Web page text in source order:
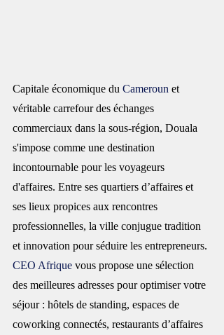
Capitale économique du Cameroun et
véritable carrefour des échanges
commerciaux dans la sous-région, Douala
s'impose comme une destination
incontournable pour les voyageurs
d'affaires. Entre ses quartiers d’affaires et
ses lieux propices aux rencontres
professionnelles, la ville conjugue tradition
et innovation pour séduire les entrepreneurs.
CEO Afrique vous propose une sélection
des meilleures adresses pour optimiser votre
séjour : hôtels de standing, espaces de
coworking connectés, restaurants d’affaires